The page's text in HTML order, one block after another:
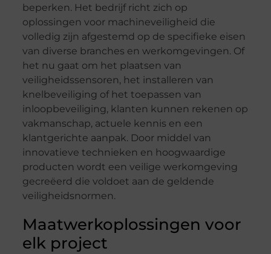
beperken. Het bedrijf richt zich op
oplossingen voor machineveiligheid die
volledig zijn afgestemd op de specifieke eisen
van diverse branches en werkomgevingen. Of
het nu gaat om het plaatsen van
veiligheidssensoren, het installeren van
knelbeveiliging of het toepassen van
inloopbeveiliging, klanten kunnen rekenen op
vakmanschap, actuele kennis en een
klantgerichte aanpak. Door middel van
innovatieve technieken en hoogwaardige
producten wordt een veilige werkomgeving
gecreëerd die voldoet aan de geldende
veiligheidsnormen.
Maatwerkoplossingen voor
elk project